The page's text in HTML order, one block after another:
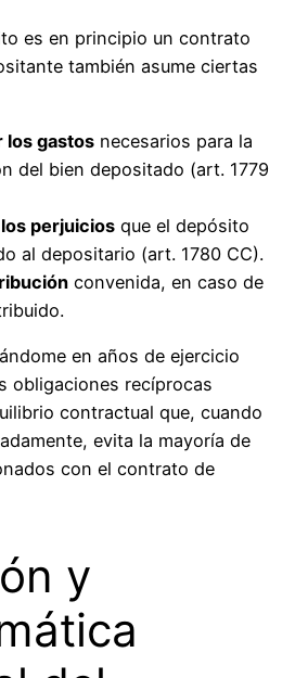
es en principio un contrato
también asume ciertas
los gastos necesarios para la
del bien depositado (art. 1779
perjuicios que el depósito
al depositario (art. 1780 CC).
convenida, en caso de
en años de ejercicio
obligaciones recíprocas
contractual que, cuando
evita la mayoría de
con el contrato de
y